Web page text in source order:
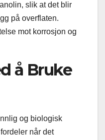
slik at det blir
på overflaten.
mot korrosjon og
å Bruke
og biologisk
når det